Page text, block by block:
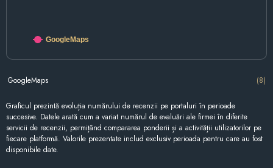
GoogleMaps
GoogleMaps (8)
Graficul prezintă evoluția numărului de recenzii pe portaluri în perioade
succesive. Datele arată cum a variat numărul de evaluări ale firmei în diferite
servicii de recenzii, permițând compararea ponderii și a activității utilizatorilor pe
fiecare platformă. Valorile prezentate includ exclusiv perioada pentru care au fost
disponibile date.